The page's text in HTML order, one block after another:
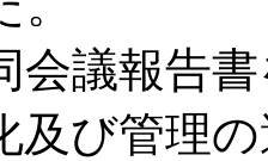
議報告
及び管理